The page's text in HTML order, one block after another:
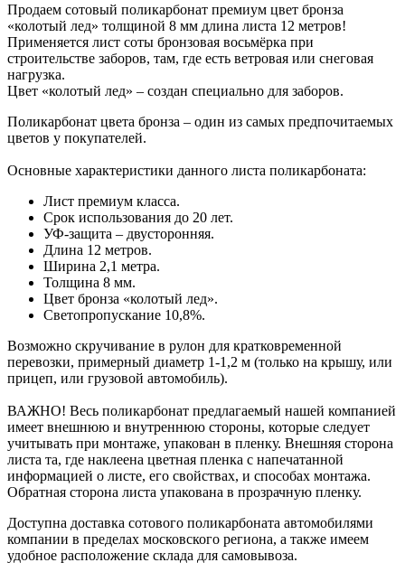
Продаем сотовый поликарбонат премиум цвет бронза
«колотый лед» толщиной 8 мм длина листа 12 метров!
Применяется лист соты бронзовая восьмёрка при
строительстве заборов, там, где есть ветровая или снеговая
нагрузка.
Цвет «колотый лед» – создан специально для заборов.
Поликарбонат цвета бронза – один из самых предпочитаемых
цветов у покупателей.
Основные характеристики данного листа поликарбоната:
Лист премиум класса.
Срок использования до 20 лет.
УФ-защита – двусторонняя.
Длина 12 метров.
Ширина 2,1 метра.
Толщина 8 мм.
Цвет бронза «колотый лед».
Светопропускание 10,8%.
Возможно скручивание в рулон для кратковременной
перевозки, примерный диаметр 1-1,2 м (только на крышу, или
прицеп, или грузовой автомобиль).
ВАЖНО! Весь поликарбонат предлагаемый нашей компанией
имеет внешнюю и внутреннюю стороны, которые следует
учитывать при монтаже, упакован в пленку. Внешняя сторона
листа та, где наклеена цветная пленка с напечатанной
информацией о листе, его свойствах, и способах монтажа.
Обратная сторона листа упакована в прозрачную пленку.
Доступна доставка сотового поликарбоната автомобилями
компании в пределах московского региона, а также имеем
удобное расположение склада для самовывоза.